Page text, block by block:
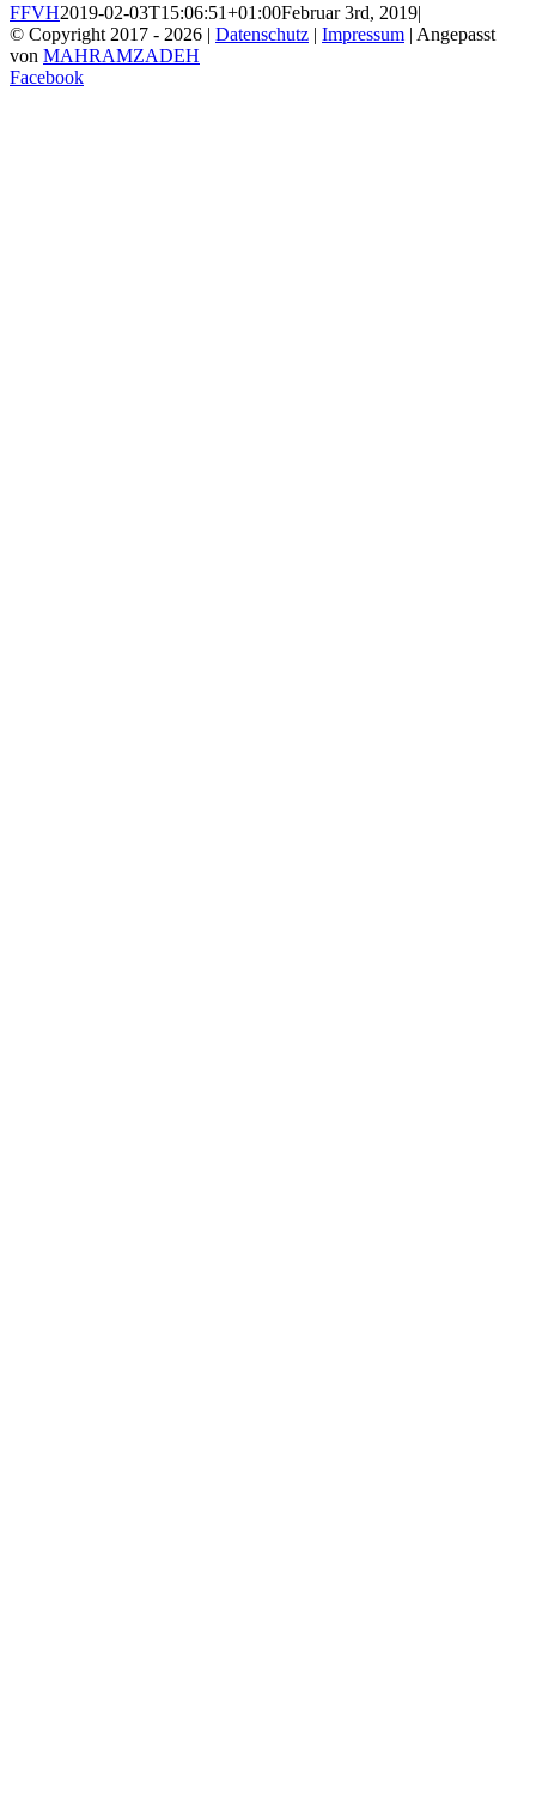
FFVH2019-02-03T15:06:51+01:00Februar 3rd, 2019|
© Copyright 2017 - 2026 | Datenschutz | Impressum | Angepasst
von MAHRAMZADEH
Facebook